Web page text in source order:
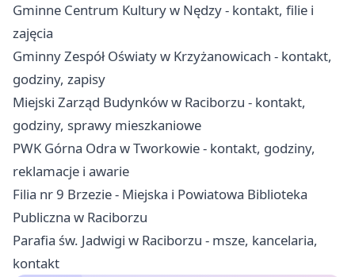
Gminne Centrum Kultury w Nędzy - kontakt, filie i
zajęcia
Gminny Zespół Oświaty w Krzyżanowicach - kontakt,
godziny, zapisy
Miejski Zarząd Budynków w Raciborzu - kontakt,
godziny, sprawy mieszkaniowe
PWK Górna Odra w Tworkowie - kontakt, godziny,
reklamacje i awarie
Filia nr 9 Brzezie - Miejska i Powiatowa Biblioteka
Publiczna w Raciborzu
Parafia św. Jadwigi w Raciborzu - msze, kancelaria,
kontakt